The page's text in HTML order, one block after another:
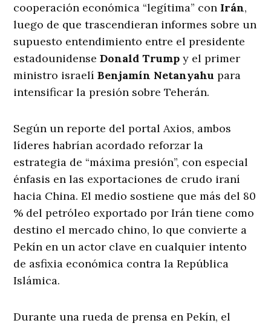
cooperación económica “legítima” con Irán,
luego de que trascendieran informes sobre un
supuesto entendimiento entre el presidente
estadounidenseDonald Trump y el primer
ministro israelíBenjamín Netanyahu para
intensificar la presión sobre Teherán.
Según un reporte del portal Axios, ambos
líderes habrían acordado reforzar la
estrategia de “máxima presión”, con especial
énfasis en las exportaciones de crudo iraní
hacia China. El medio sostiene que más del 80
% del petróleo exportado por Irán tiene como
destino el mercado chino, lo que convierte a
Pekín en un actor clave en cualquier intento
de asfixia económica contra la República
Islámica.
Durante una rueda de prensa en Pekín, el